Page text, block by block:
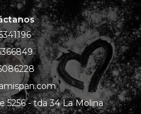
5256 - tda 34 La Molina